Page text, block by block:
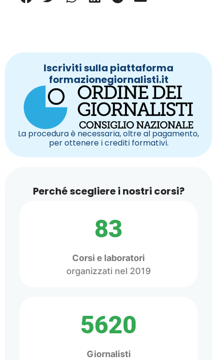
Iscriviti sulla piattaforma
formazionegiornalisti.it
La procedura è necessaria, oltre al pagamento,
per ottenere i crediti formativi.
Perché scegliere i nostri corsi?
83
Corsi e laboratori
organizzati nel 2019
5620
Giornalisti